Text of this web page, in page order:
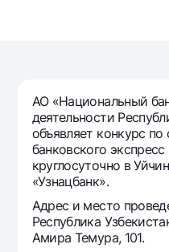
Серебряный депозит
Mastercard
Зарплатные
Garmin pay
Акции
Мобильное
Часто
Ищите по сайту
АО «Национальный
деятельности
объявляет конкурс по
банковского
круглосуточно в
«Узнацбанк».
Адрес и место
Республика
Амира Темура, 101.